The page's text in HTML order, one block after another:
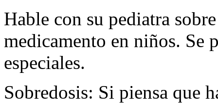
Hable con su pediatra
medicamento en niños. Se
especiales.
Sobredosis: Si piensa que